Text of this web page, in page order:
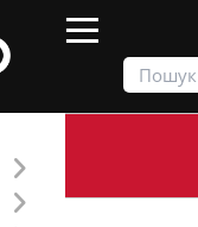
Сорочки